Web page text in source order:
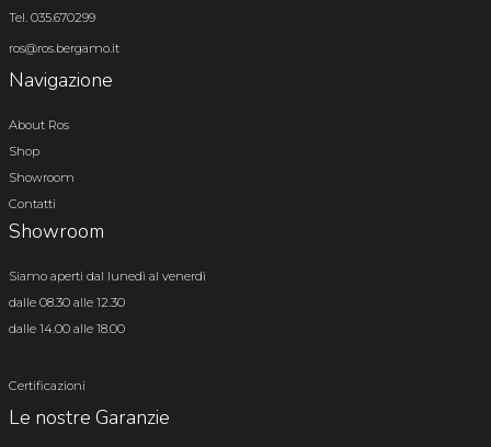
Tel. 035.670299
ros@ros.bergamo.it
Navigazione
About Ros
Shop
Showroom
Contatti
Showroom
Siamo aperti dal lunedì al venerdì
dalle 08.30 alle 12.30
dalle 14.00 alle 18.00
Certificazioni
Le nostre Garanzie